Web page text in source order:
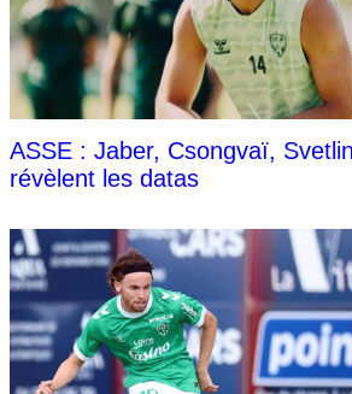
ASSE : Jaber, Csongvaï,
révèlent les datas